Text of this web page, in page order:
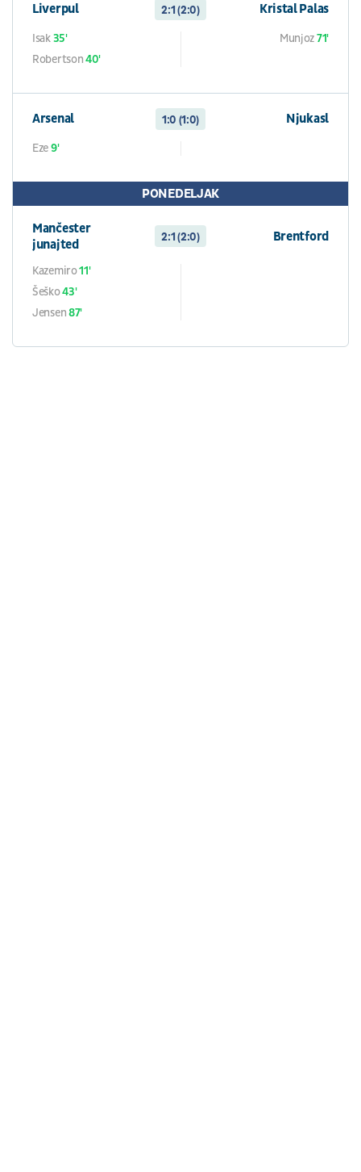
Liverpul 2:1 (2:0) Kristal Palas
Isak35'
Robertson40'
Munjoz71'
Arsenal 1:0 (1:0) Njukasl
Eze9'
PONEDELJAK
Mančester
junajted
2:1 (2:0) Brentford
Kazemiro11'
Šeško43'
Jensen87'